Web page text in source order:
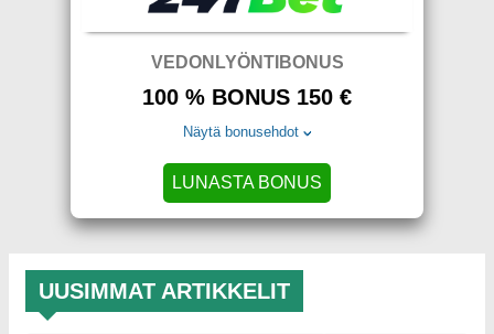
VEDONLYÖNTIBONUS
100 % BONUS 150 €
Näytä bonusehdot
LUNASTA BONUS
UUSIMMAT ARTIKKELIT